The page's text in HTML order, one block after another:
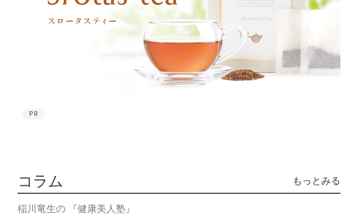
PR
コラム もっとみる
稲川竜生の 『健康美人塾』